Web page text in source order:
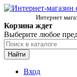
Интернет
Корзина ждет
Выберите любое
Найти
Вход